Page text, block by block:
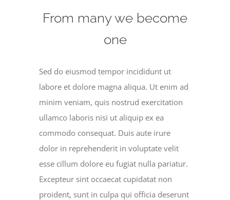
From many we become
one
Sed do eiusmod tempor incididunt ut
labore et dolore magna aliqua. Ut enim ad
minim veniam, quis nostrud exercitation
ullamco laboris nisi ut aliquip ex ea
commodo consequat. Duis aute irure
dolor in reprehenderit in voluptate velit
esse cillum dolore eu fugiat nulla pariatur.
Excepteur sint occaecat cupidatat non
proident, sunt in culpa qui officia deserunt